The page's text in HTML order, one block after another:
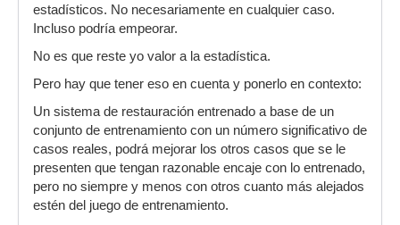
estadísticos. No necesariamente en cualquier caso.
Incluso podría empeorar.
No es que reste yo valor a la estadística.
Pero hay que tener eso en cuenta y ponerlo en contexto:
Un sistema de restauración entrenado a base de un
conjunto de entrenamiento con un número significativo de
casos reales, podrá mejorar los otros casos que se le
presenten que tengan razonable encaje con lo entrenado,
pero no siempre y menos con otros cuanto más alejados
estén del juego de entrenamiento.